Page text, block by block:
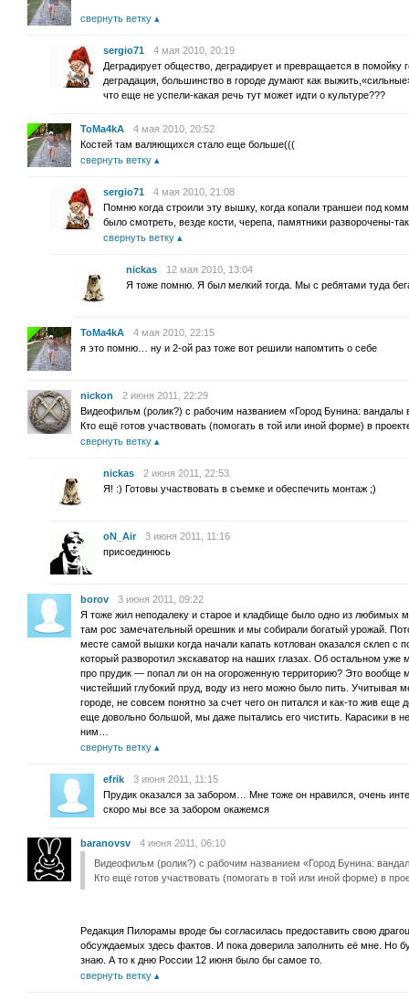
свернуть ветку
sergio71
4 мая 2010, 20:19
Деградирует общество, деградирует и превращается в помойку
деградация, большинство в городе думают как
что еще не успели-какая речь тут может идти о культуре???
ToMa4kA
4 мая 2010, 20:52
Костей там валяющихся стало еще больше(((
свернуть ветку
sergio71
4 мая 2010, 21:08
Помню когда строили эту вышку, когда копали траншеи под
было смотреть, везде кости, черепа, памятники разворочены-
свернуть ветку
nickas
12 мая 2010, 13:04
Я тоже помню. Я был мелкий тогда. Мы с ребятами туда
ToMa4kA
4 мая 2010, 22:15
я это помню… ну и 2-ой раз тоже вот решили напомтить о себе
nickon
2 июня 2011, 22:29
Видеофильм (ролик?) с рабочим названием «Город Бунина: вандалы
Кто ещё готов участвовать (помогать в той или иной форме) в
свернуть ветку
nickas
2 июня 2011, 22:53
Я! :) Готовы участвовать в съемке и обеспечить монтаж ;)
oN_Air
3 июня 2011, 11:16
присоединюсь
borov
3 июня 2011, 09:22
Я тоже жил неподалеку и старое и кладбище было одно из любимых
там рос замечательный орешник и мы собирали богатый урожай.
месте самой вышки когда начали капать котлован оказался склеп
который разворотил экскаватор на наших глазах. Об остальном уже
про прудик — попал ли он на огороженную территорию? Это вообще
чистейший глубокий пруд, воду из него можно было пить. Учитывая
городе, не совсем понятно за счет чего он питался и как-то жив
еще довольно большой, мы даже пытались его чистить. Карасики в
ним…
свернуть ветку
efrik
3 июня 2011, 11:15
Прудик оказался за забором… Мне тоже он нравился, очень
скоро мы все за забором окажемся
baranovsv
4 июня 2011, 06:10
Видеофильм (ролик?) с рабочим названием «Город Бунина:
Кто ещё готов участвовать (помогать в той или иной форме) в
Редакция Пилорамы вроде бы согласилась предоставить свою
обсуждаемых здесь фактов. И пока доверила заполнить её мне. Но
знаю. А то к дню России 12 июня было бы самое то.
свернуть ветку